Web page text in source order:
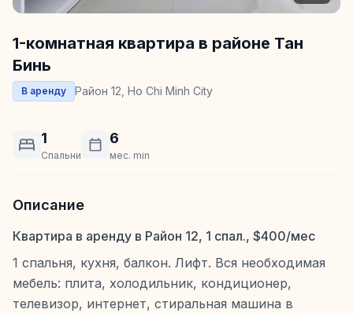
1-комнатная квартира в районе Тан
Бинь
В аренду Район 12, Ho Chi Minh City
1
Спальни
6
мес. min
Описание
Квартира в аренду в Район 12, 1 спал., $400/мес
1 спальня, кухня, балкон. Лифт. Вся необходимая
мебель: плита, холодильник, кондиционер,
телевизор, интернет, стиральная машина в